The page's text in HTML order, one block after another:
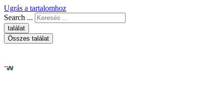
Ugrás a tartalomhoz
Search ...
találat
Összes találat